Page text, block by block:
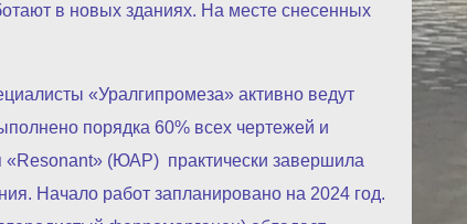
в новых зданиях. На месте снесенных
«Уралгипромеза» активно ведут
порядка 60% всех чертежей и
«Resonant» (ЮАР) практически завершила
Начало работ запланировано на 2024 год.